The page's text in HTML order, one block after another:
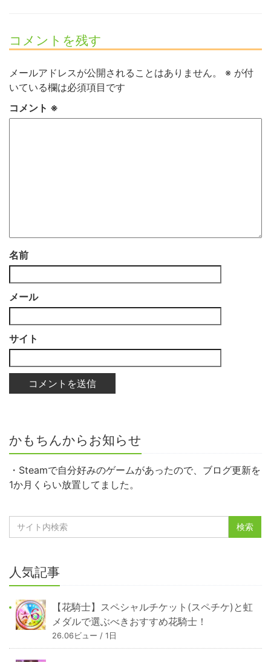
コメントを残す
メールアドレスが公開されることはありません。 ※ が付
いている欄は必須項目です
コメント ※
名前
メール
サイト
かもちんからお知らせ
・Steamで自分好みのゲームがあったので、ブログ更新を
1か月くらい放置してました。
人気記事
【花騎士】スペシャルチケット(スペチケ)と虹
メダルで選ぶべきおすすめ花騎士！
26.06ビュー / 1日